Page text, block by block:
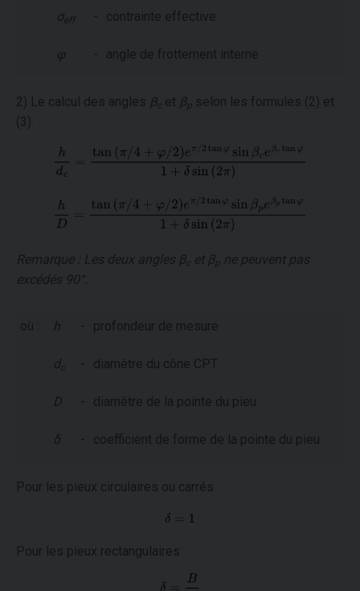
σeff - contrainte effective
φ - angle de frottement interne
2) Le calcul des angles β et βp selon les formules (2) et
(3).
Remarque : Les deux angles β et βp ne peuvent pas
excédés 90°.
où : h - profondeur de mesure
d - diamètre du cône CPT
D - diamètre de la pointe du pieu
δ - coefficient de forme de la pointe du pieu
Pour les pieux circulaires ou carrés :
Pour les pieux rectangulaires :